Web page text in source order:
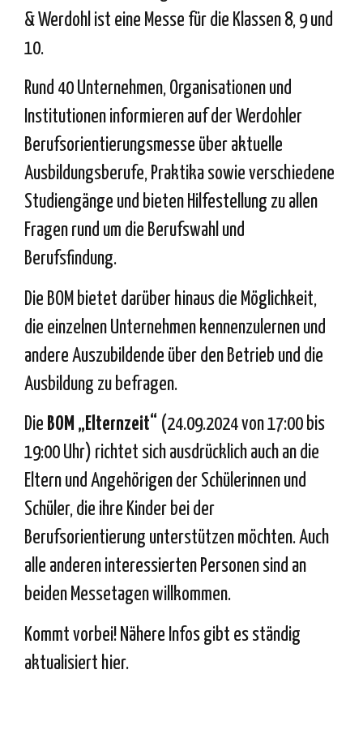
& Werdohl ist eine Messe für die Klassen 8, 9 und
10.
Rund 40 Unternehmen, Organisationen und
Institutionen informieren auf der Werdohler
Berufsorientierungsmesse über aktuelle
Ausbildungsberufe, Praktika sowie verschiedene
Studiengänge und bieten Hilfestellung zu allen
Fragen rund um die Berufswahl und
Berufsfindung.
Die BOM bietet darüber hinaus die Möglichkeit,
die einzelnen Unternehmen kennenzulernen und
andere Auszubildende über den Betrieb und die
Ausbildung zu befragen.
Die BOM „Elternzeit“
(24.09.2024 von 17:00 bis
19:00 Uhr) richtet sich ausdrücklich auch an die
Eltern und Angehörigen der Schülerinnen und
Schüler, die ihre Kinder bei der
Berufsorientierung unterstützen möchten. Auch
alle anderen interessierten Personen sind an
beiden Messetagen willkommen.
Kommt vorbei! Nähere Infos gibt es ständig
aktualisiert hier.